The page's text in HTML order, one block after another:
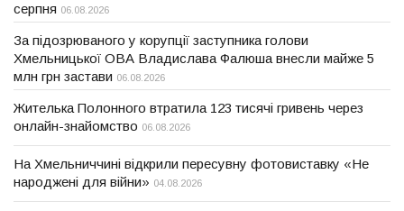
серпня 06.08.2026
За підозрюваного у корупції заступника голови
Хмельницької ОВА Владислава Фалюша внесли майже 5
млн грн застави 06.08.2026
Жителька Полонного втратила 123 тисячі гривень через
онлайн-знайомство 06.08.2026
На Хмельниччині відкрили пересувну фотовиставку «Не
народжені для війни» 04.08.2026